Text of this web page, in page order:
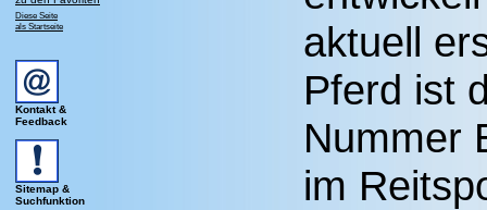
Diese Seite
als Startseite
Kontakt &
Feedback
Sitemap &
Suchfunktion
aktuell
Pferd ist
Nummer
im